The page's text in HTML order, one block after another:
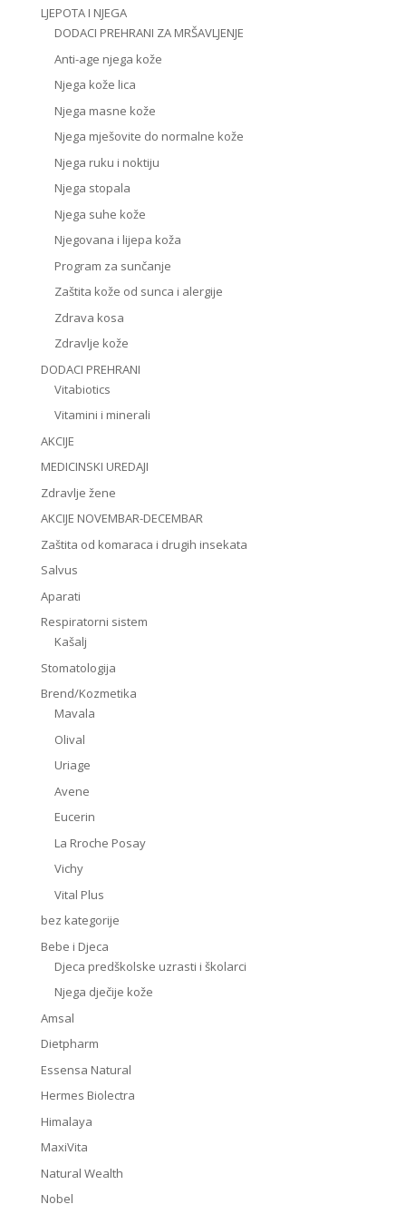
LJEPOTA I NJEGA
DODACI PREHRANI ZA MRŠAVLJENJE
Anti-age njega kože
Njega kože lica
Njega masne kože
Njega mješovite do normalne kože
Njega ruku i noktiju
Njega stopala
Njega suhe kože
Njegovana i lijepa koža
Program za sunčanje
Zaštita kože od sunca i alergije
Zdrava kosa
Zdravlje kože
DODACI PREHRANI
Vitabiotics
Vitamini i minerali
AKCIJE
MEDICINSKI UREDAJI
Zdravlje žene
AKCIJE NOVEMBAR-DECEMBAR
Zaštita od komaraca i drugih insekata
Salvus
Aparati
Respiratorni sistem
Kašalj
Stomatologija
Brend/Kozmetika
Mavala
Olival
Uriage
Avene
Eucerin
La Rroche Posay
Vichy
Vital Plus
bez kategorije
Bebe i Djeca
Djeca predškolske uzrasti i školarci
Njega dječije kože
Amsal
Dietpharm
Essensa Natural
Hermes Biolectra
Himalaya
MaxiVita
Natural Wealth
Nobel